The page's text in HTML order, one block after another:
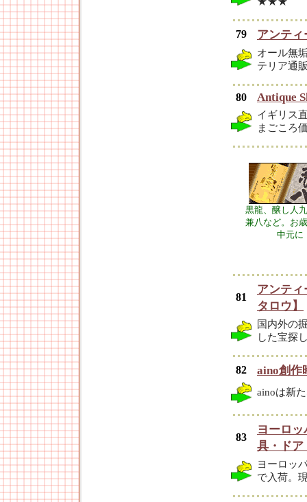
79 アンテ
オール無
テリア通
80 Antique
イギリス
まごころ
黒龍、醸し人
兼八など。お
中元に
81
アンテ
タロウ】
国内外の
した宝探
82 aino創作
ainoは新
83
ヨーロ
具・ドア
ヨーロッ
で入荷。